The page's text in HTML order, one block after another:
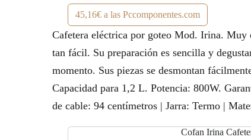
45,16€ a las Pccomponentes.com
Cafetera eléctrica por goteo Mod. Irina. Muy
tan fácil. Su preparación es sencilla y
momento. Sus piezas se desmontan
Capacidad para 1,2 L. Potencia: 800W.
de cable: 94 centímetros | Jarra: Termo |
Cofan Irina